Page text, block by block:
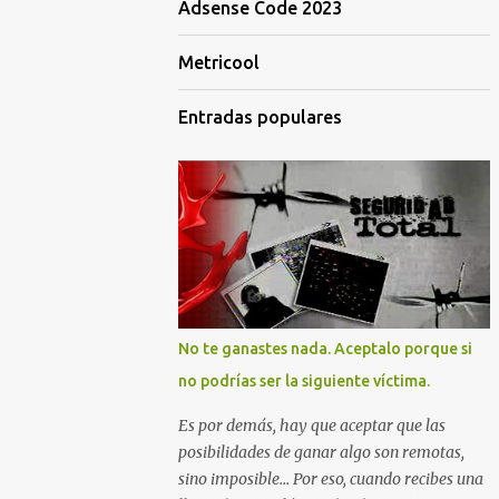
Adsense Code 2023
Metricool
Entradas populares
No te ganastes nada. Aceptalo porque si
no podrías ser la siguiente víctima.
Es por demás, hay que aceptar que las
posibilidades de ganar algo son remotas,
sino imposible... Por eso, cuando recibes una